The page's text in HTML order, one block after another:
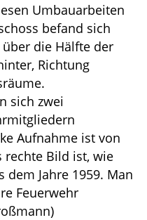
Umbauarbeiten
befand sich
die Hälfte der
Richtung
sich zwei
Aufnahme ist von
rechte Bild ist, wie
dem Jahre 1959. Man
Feuerwehr